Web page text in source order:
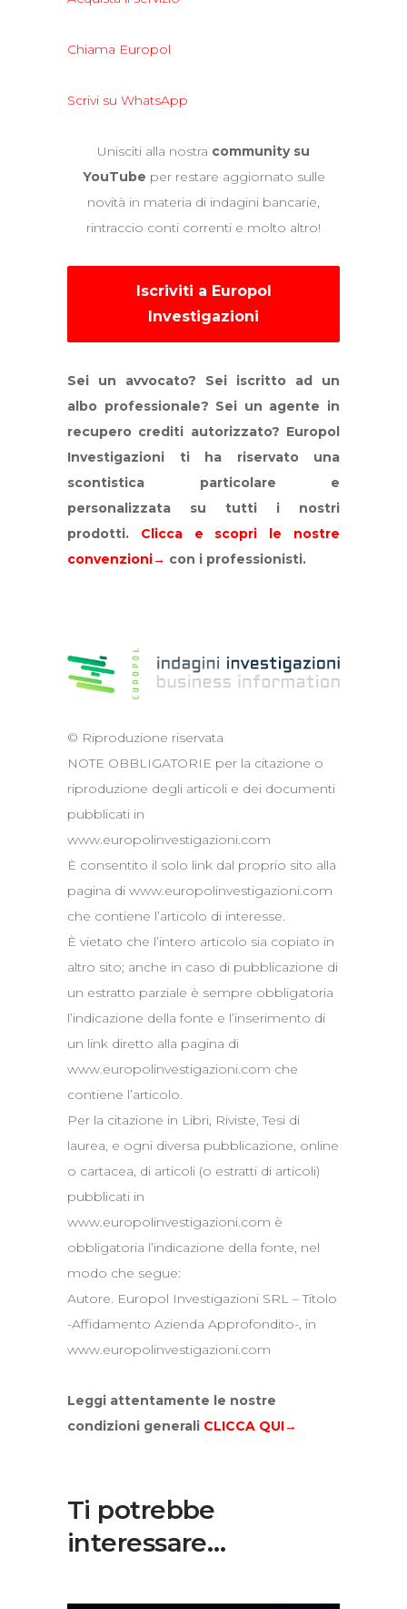
Chiama Europol
Scrivi su WhatsApp
Unisciti alla nostra community su
YouTube per restare aggiornato sulle
novità in materia di indagini bancarie,
rintraccio conti correnti e molto altro!
Iscriviti a Europol
Investigazioni
Sei un avvocato? Sei iscritto ad un
albo professionale? Sei un agente in
recupero crediti autorizzato? Europol
Investigazioni ti ha riservato una
scontistica particolare e
personalizzata su tutti i nostri
prodotti. Clicca e scopri le nostre
convenzioni→ con i professionisti.
© Riproduzione riservata
NOTE OBBLIGATORIE per la citazione o
riproduzione degli articoli e dei documenti
pubblicati in
www.europolinvestigazioni.com
È consentito il solo link dal proprio sito alla
pagina di www.europolinvestigazioni.com
che contiene l’articolo di interesse.
È vietato che l’intero articolo sia copiato in
altro sito; anche in caso di pubblicazione di
un estratto parziale è sempre obbligatoria
l’indicazione della fonte e l’inserimento di
un link diretto alla pagina di
www.europolinvestigazioni.com che
contiene l’articolo.
Per la citazione in Libri, Riviste, Tesi di
laurea, e ogni diversa pubblicazione, online
o cartacea, di articoli (o estratti di articoli)
pubblicati in
www.europolinvestigazioni.com è
obbligatoria l’indicazione della fonte, nel
modo che segue:
Autore. Europol Investigazioni SRL – Titolo
-Affidamento Azienda Approfondito-, in
www.europolinvestigazioni.com
Leggi attentamente le nostre
condizioni generali CLICCA QUI→
Ti potrebbe
interessare…